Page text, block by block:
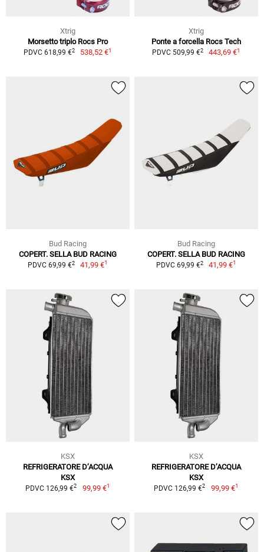
Xtrig
Morsetto triplo Rocs Pro
PDVC 618,99 €2 538,52 €1
Xtrig
Ponte a forcella Rocs Tech
PDVC 509,99 €2 443,69 €1
Bud Racing
COPERT. SELLA BUD RACING
PDVC 69,99 €2 41,99 €1
Bud Racing
COPERT. SELLA BUD RACING
PDVC 69,99 €2 41,99 €1
KSX
REFRIGERATORE D’ACQUA
KSX
PDVC 126,99 €2 99,99 €1
KSX
REFRIGERATORE D’ACQUA
KSX
PDVC 126,99 €2 99,99 €1